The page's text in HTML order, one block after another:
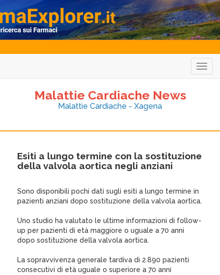
Malattie Cardiache News
Malattie Cardiache - Xagena
Esiti a lungo termine con la sostituzione
della valvola aortica negli anziani
Sono disponibili pochi dati sugli esiti a lungo termine in
pazienti anziani dopo sostituzione della valvola aortica.
Uno studio ha valutato le ultime informazioni di follow-
up per pazienti di età maggiore o uguale a 70 anni
dopo sostituzione della valvola aortica.
La sopravvivenza generale tardiva di 2.890 pazienti
consecutivi di età uguale o superiore a 70 anni